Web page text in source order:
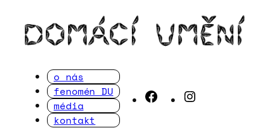
obsah
o nás
fenomén DU
média
kontakt
Facebook